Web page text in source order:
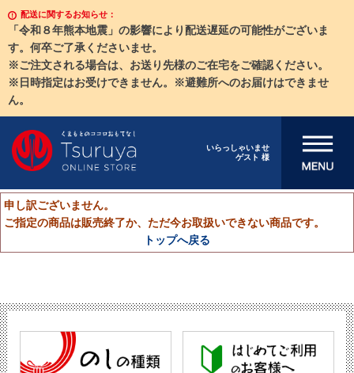
配送に関するお知らせ：
「令和８年熊本地震」の影響により配送遅延の可能性がございま
す。何卒ご了承くださいませ。
※ご注文される場合は、お送り先様のご在宅をご確認ください。
※日時指定はお受けできません。※避難所へのお届けはできませ
ん。
いらっしゃいませ
ゲスト 様
メニューを開
申し訳ございません。
ご指定の商品は販売終了か、ただ今お取扱いできない商品です。
トップへ戻る